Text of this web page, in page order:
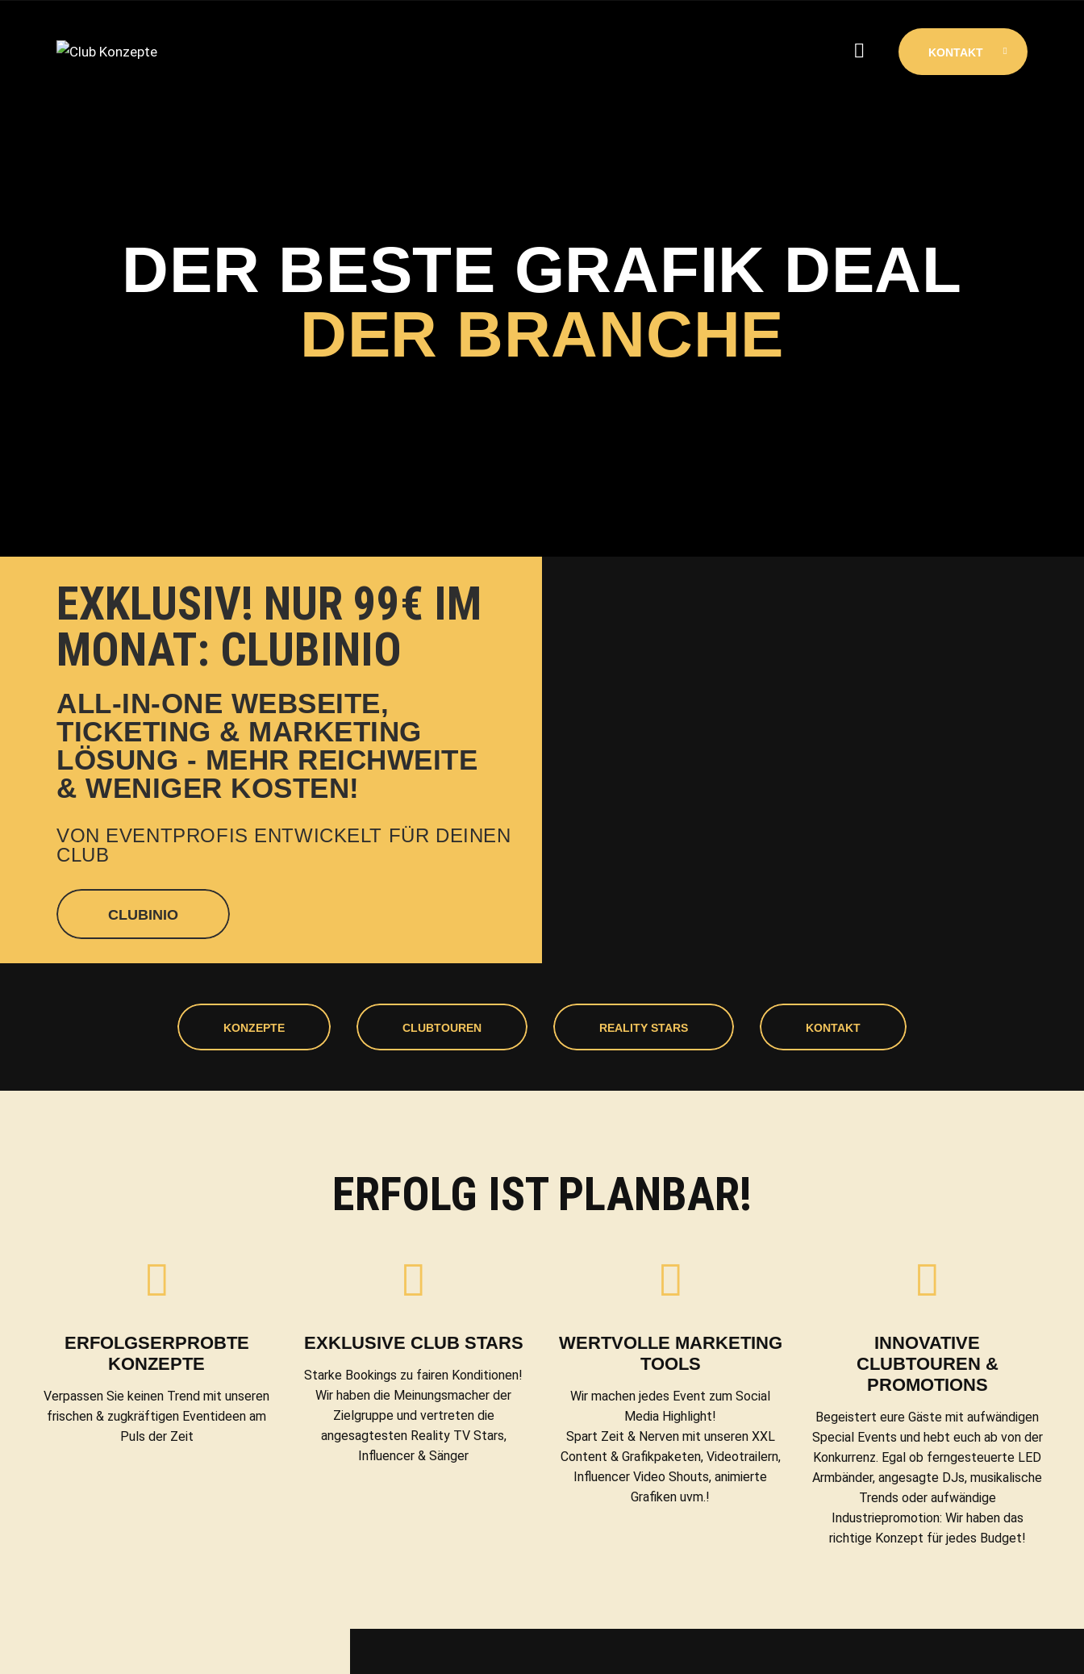
KONTAKT
DER BESTE GRAFIK DEAL
DER BRANCHE
EXKLUSIV! NUR 99€ IM
MONAT: CLUBINIO
ALL-IN-ONE WEBSEITE,
TICKETING & MARKETING
LÖSUNG - MEHR REICHWEITE
& WENIGER KOSTEN!
VON EVENTPROFIS ENTWICKELT FÜR DEINEN
CLUB
CLUBINIO
KONZEPTE CLUBTOUREN REALITY STARS KONTAKT
ERFOLG IST PLANBAR!
ERFOLGSERPROBTE
KONZEPTE
Verpassen Sie keinen Trend mit unseren
frischen & zugkräftigen Eventideen am
Puls der Zeit
EXKLUSIVE CLUB STARS
Starke Bookings zu fairen Konditionen!
Wir haben die Meinungsmacher der
Zielgruppe und vertreten die
angesagtesten Reality TV Stars,
Influencer & Sänger
WERTVOLLE MARKETING
TOOLS
Wir machen jedes Event zum Social
Media Highlight!
Spart Zeit & Nerven mit unseren XXL
Content & Grafikpaketen, Videotrailern,
Influencer Video Shouts, animierte
Grafiken uvm.!
INNOVATIVE
CLUBTOUREN &
PROMOTIONS
Begeistert eure Gäste mit aufwändigen
Special Events und hebt euch ab von der
Konkurrenz. Egal ob ferngesteuerte LED
Armbänder, angesagte DJs, musikalische
Trends oder aufwändige
Industriepromotion: Wir haben das
richtige Konzept für jedes Budget!